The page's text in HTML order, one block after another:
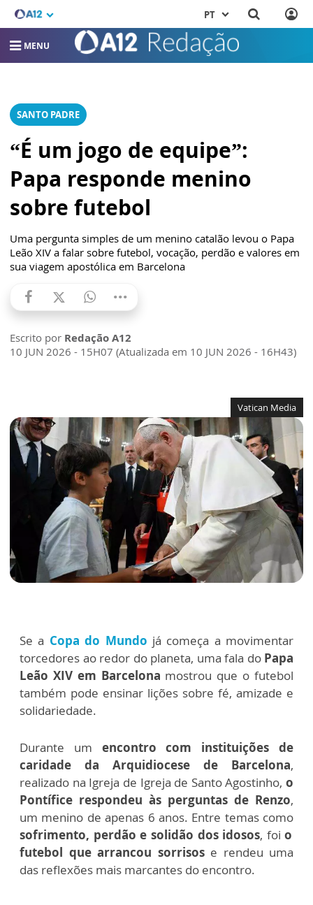
PT
MENU
SANTO PADRE
“É um jogo de equipe”:
Papa responde menino
sobre futebol
Uma pergunta simples de um menino catalão levou o Papa
Leão XIV a falar sobre futebol, vocação, perdão e valores em
sua viagem apostólica em Barcelona
Escrito por Redação A12
10 JUN 2026 - 15H07 (Atualizada em 10 JUN 2026 - 16H43)
Vatican Media
Se a Copa do Mundo já começa a movimentar
torcedores ao redor do planeta, uma fala do Papa
Leão XIV em Barcelona mostrou que o futebol
também pode ensinar lições sobre fé, amizade e
solidariedade.
Durante um encontro com instituições de
caridade da Arquidiocese de Barcelona,
realizado na Igreja de Igreja de Santo Agostinho, o
Pontífice respondeu às perguntas de Renzo,
um menino de apenas 6 anos. Entre temas como
sofrimento, perdão e solidão dos idosos, foio
futebol que arrancou sorrisos e rendeu uma
das reflexões mais marcantes do encontro.